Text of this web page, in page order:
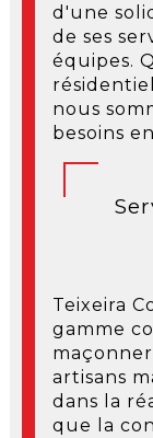
d'une
de ses
équipes.
nous
besoins
Teixeira
gamme
artisans
dans la
que la